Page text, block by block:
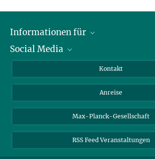
Informationen für
Wissenschaftlerinnen und Wissenschaftler
Bewerberinnen und Bewerber
Medienvertreter
Schülerinnen und Schüler
Social Media
YouTube
Mastodon
Kontakt
Anreise
Max-Planck-Gesellschaft
RSS Feed Veranstaltungen